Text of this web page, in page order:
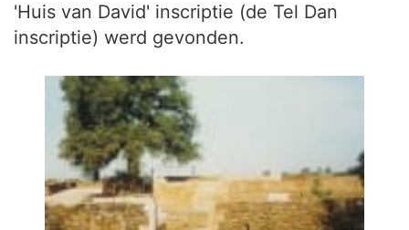
'Huis van David' inscriptie (de Tel Dan
inscriptie) werd gevonden.